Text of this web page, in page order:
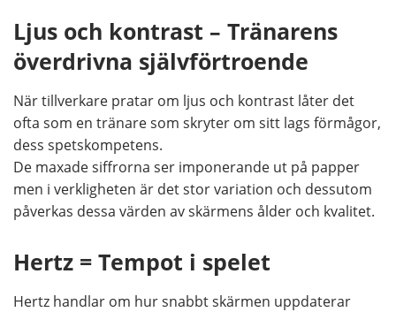
Ljus och kontrast – Tränarens
överdrivna självförtroende
När tillverkare pratar om ljus och kontrast låter det
ofta som en tränare som skryter om sitt lags förmågor,
dess spetskompetens.
De maxade siffrorna ser imponerande ut på papper
men i verkligheten är det stor variation och dessutom
påverkas dessa värden av skärmens ålder och kvalitet.
Hertz = Tempot i spelet
Hertz handlar om hur snabbt skärmen uppdaterar